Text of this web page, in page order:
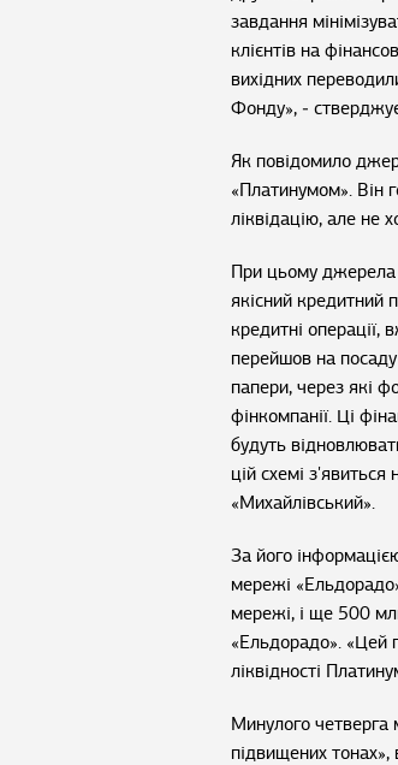
завдання
клієнтів на
вихідних
Фонду», ‒
Як повідомило
«Платинумом». Він
ліквідацію, але не
При цьому
якісний кредитний
кредитні
перейшов на
папери, через які
фінкомпанії. Ці
будуть
цій схемі
«Михайлівський».
За його
мережі
мережі, і ще 500
«Ельдорадо». «Цей
ліквідності
Минулого четверга
підвищених тонах»,